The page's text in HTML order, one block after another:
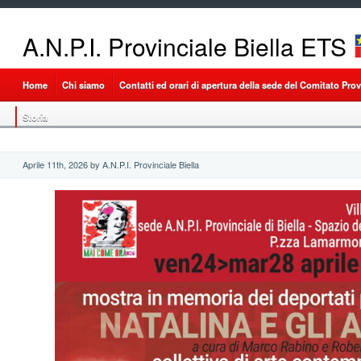
A.N.P.I. Provinciale Biella ETS
Home Chi siamo Contatti ed orari di apertura della sede del Comitato
Storia
Aprile 11th, 2026 by A.N.P.I. Provinciale Biella